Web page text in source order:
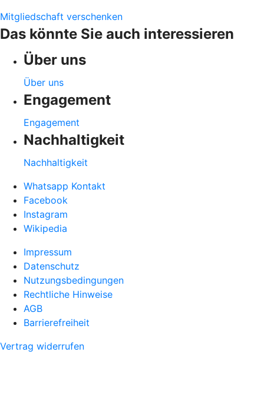
Mitgliedschaft verschenken
Das könnte Sie auch interessieren
Über uns
Über uns
Engagement
Engagement
Nachhaltigkeit
Nachhaltigkeit
Whatsapp Kontakt
Facebook
Instagram
Wikipedia
Impressum
Datenschutz
Nutzungsbedingungen
Rechtliche Hinweise
AGB
Barrierefreiheit
Vertrag widerrufen